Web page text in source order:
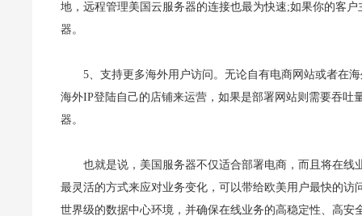
地，远程管理美国云服务器的连接也最为快速;如果你的客
器。
5、支持更多海外用户访问。无论自有电商网站或者在
海外IP登陆自己的店铺来运营，如果是部署网站则需要吞
器。
也就是说，美国服务器不仅适合部署电商，而且将在
最灵活的方式来应对业务变化，可以带给欧美用户最快的
世界级的数据中心环境，并确保在线业务的高稳定性、高